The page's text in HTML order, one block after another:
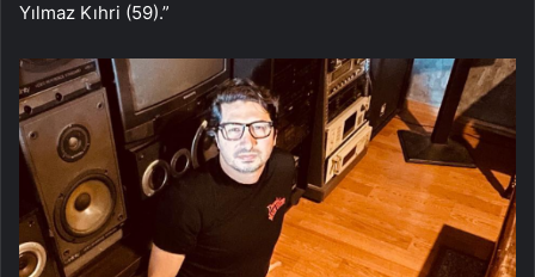
Yılmaz Kıhri (59).”